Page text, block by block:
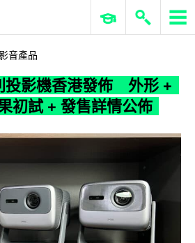
ERP 與商業 AI
音產品
投影機香港發佈 外形 +
初試 + 發售詳情公佈